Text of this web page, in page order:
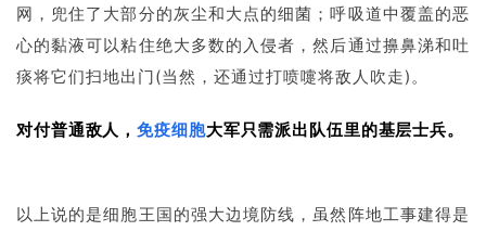
网，兜住了大部分的灰尘和大点的细菌；呼吸道中覆盖的恶
心的黏液可以粘住绝大多数的入侵者，然后通过擤鼻涕和吐
痰将它们扫地出门(当然，还通过打喷嚏将敌人吹走)。
对付普通敌人，免疫细胞大军只需派出队伍里的基层士兵。
以上说的是细胞王国的强大边境防线，虽然阵地工事建得是